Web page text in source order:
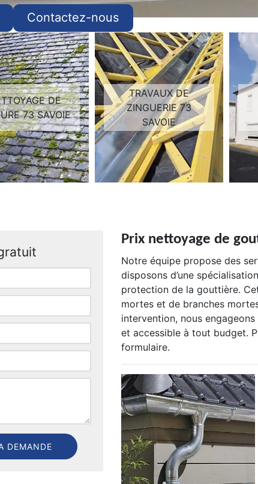
Contactez-nous
DE
73 SAVOIE
TRAVAUX DE
ZINGUERIE 73
SAVOIE
Prix nettoyage de
Notre équipe propose des
disposons d’une
protection de la gouttière.
mortes et de branches
intervention, nous
et accessible à tout budget.
formulaire.